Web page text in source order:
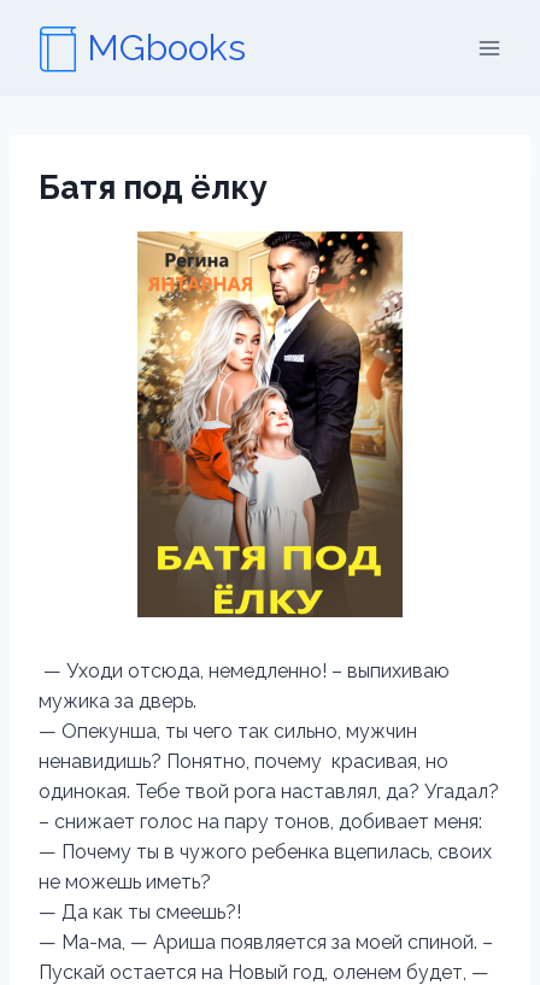
содержимому
MGbooks
Батя под ёлку
— Уходи отсюда, немедленно! – выпихиваю
мужика за дверь.
— Опекунша, ты чего так сильно, мужчин
ненавидишь? Понятно, почему красивая, но
одинокая. Тебе твой рога наставлял, да? Угадал?
– снижает голос на пару тонов, добивает меня:
— Почему ты в чужого ребенка вцепилась, своих
не можешь иметь?
— Да как ты смеешь?!
— Ма-ма, — Ариша появляется за моей спиной. –
Пускай остается на Новый год, оленем будет, —